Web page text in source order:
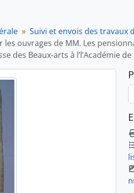
Suivi et envois des travaux
ouvrages de MM. Les
des Beaux-arts à l’l’Académie